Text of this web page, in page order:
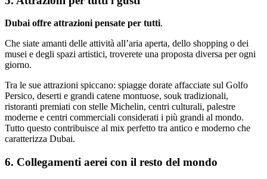
Dubai offre attrazioni pensate per tutti.
Che siate amanti delle attività all’aria aperta, dello shopping o dei
musei e degli spazi artistici, troverete una proposta diversa per ogni
giorno.
Tra le sue attrazioni spiccano: spiagge dorate affacciate sul Golfo
Persico, deserti e grandi catene montuose, souk tradizionali,
ristoranti premiati con stelle Michelin, centri culturali, palestre
moderne e centri commerciali considerati i più grandi al mondo.
Tutto questo contribuisce al mix perfetto tra antico e moderno che
caratterizza Dubai.
6. Collegamenti aerei con il resto del mondo